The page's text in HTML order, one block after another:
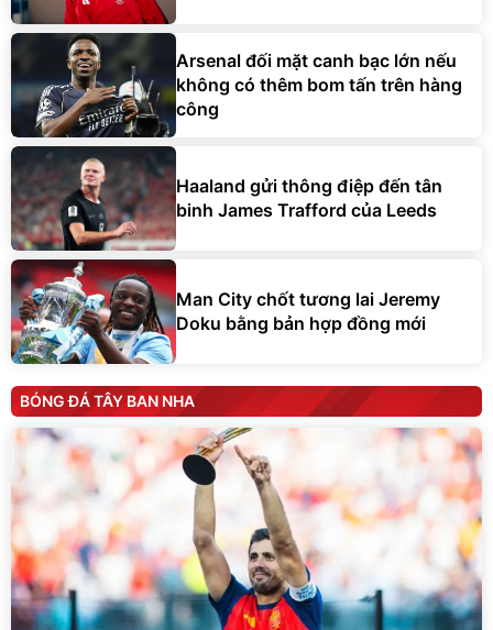
Arsenal đối mặt canh bạc lớn nếu
không có thêm bom tấn trên hàng
công
Haaland gửi thông điệp đến tân
binh James Trafford của Leeds
Man City chốt tương lai Jeremy
Doku bằng bản hợp đồng mới
BÓNG ĐÁ TÂY BAN NHA